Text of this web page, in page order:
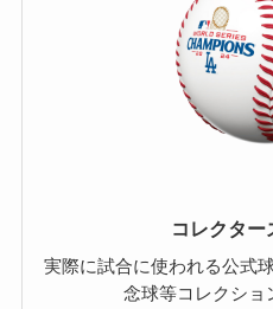
コレクター
実際に試合に使われる公式
念球等コレクショ